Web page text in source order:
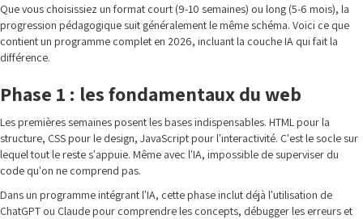
Que vous choisissiez un format court (9-10 semaines) ou long (5-6 mois), la
progression pédagogique suit généralement le même schéma. Voici ce que
contient un programme complet en 2026, incluant la couche IA qui fait la
différence.
Phase 1 : les fondamentaux du web
Les premières semaines posent les bases indispensables. HTML pour la
structure, CSS pour le design, JavaScript pour l'interactivité. C'est le socle sur
lequel tout le reste s'appuie. Même avec l'IA, impossible de superviser du
code qu'on ne comprend pas.
Dans un programme intégrant l'IA, cette phase inclut déjà l'utilisation de
ChatGPT ou Claude pour comprendre les concepts, débugger les erreurs et